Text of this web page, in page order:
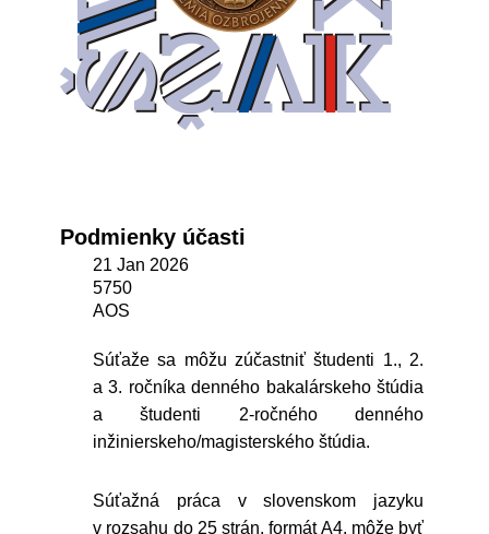
Podmienky účasti
21 Jan 2026
5750
AOS
Súťaže sa môžu zúčastniť študenti 1., 2.
a 3. ročníka denného bakalárskeho štúdia
a študenti 2-ročného denného
inžinierskeho/magisterského štúdia.
Súťažná práca v slovenskom jazyku
v rozsahu do 25 strán, formát A4, môže byť